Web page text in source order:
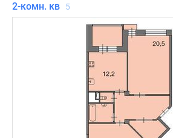
2-комн. кв 5